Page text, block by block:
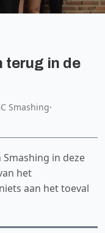
terug in de
Smashing·
in deze
het
aan het toeval